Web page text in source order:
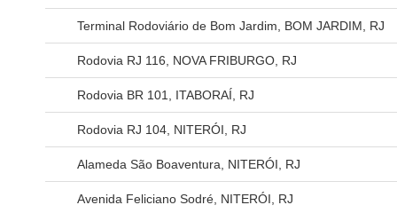
Terminal Rodoviário de Bom Jardim, BOM JARDIM, RJ
Rodovia RJ 116, NOVA FRIBURGO, RJ
Rodovia BR 101, ITABORAÍ, RJ
Rodovia RJ 104, NITERÓI, RJ
Alameda São Boaventura, NITERÓI, RJ
Avenida Feliciano Sodré, NITERÓI, RJ